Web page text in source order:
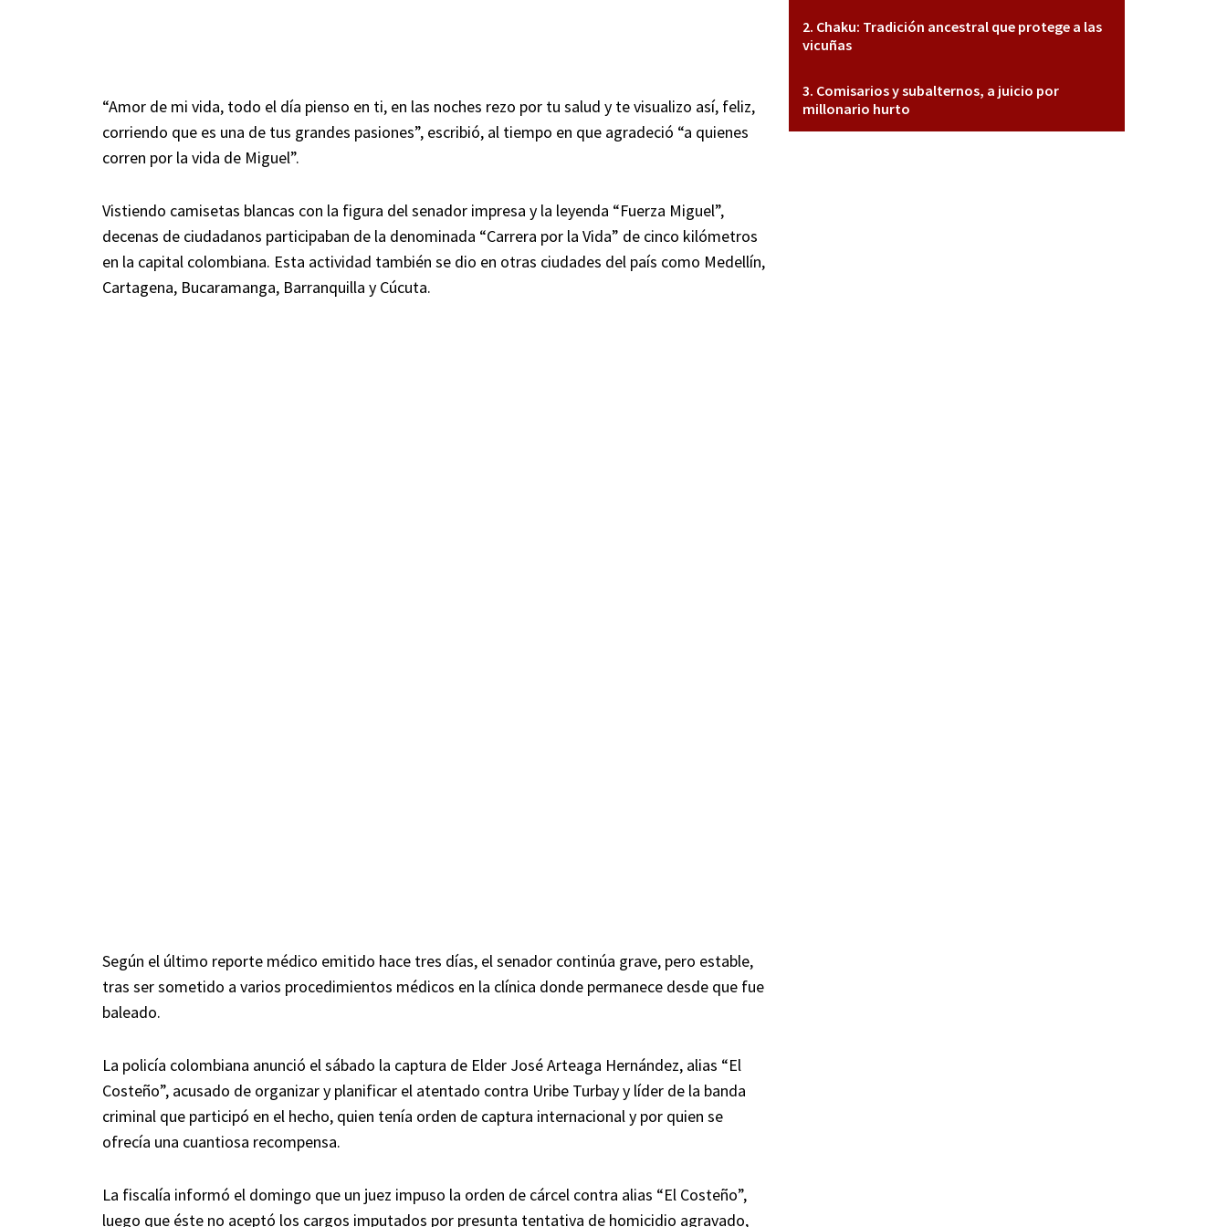
“Amor de mi vida, todo el día pienso en ti, en las noches rezo por tu salud y te visualizo así, feliz,
corriendo que es una de tus grandes pasiones”, escribió, al tiempo en que agradeció “a quienes
corren por la vida de Miguel”.
Vistiendo camisetas blancas con la figura del senador impresa y la leyenda “Fuerza Miguel”,
decenas de ciudadanos participaban de la denominada “Carrera por la Vida” de cinco kilómetros
en la capital colombiana. Esta actividad también se dio en otras ciudades del país como Medellín,
Cartagena, Bucaramanga, Barranquilla y Cúcuta.
Según el último reporte médico emitido hace tres días, el senador continúa grave, pero estable,
tras ser sometido a varios procedimientos médicos en la clínica donde permanece desde que fue
baleado.
La policía colombiana anunció el sábado la captura de Elder José Arteaga Hernández, alias “El
Costeño”, acusado de organizar y planificar el atentado contra Uribe Turbay y líder de la banda
criminal que participó en el hecho, quien tenía orden de captura internacional y por quien se
ofrecía una cuantiosa recompensa.
La fiscalía informó el domingo que un juez impuso la orden de cárcel contra alias “El Costeño”,
luego que éste no aceptó los cargos imputados por presunta tentativa de homicidio agravado,
Chaku: Tradición ancestral que protege a las
vicuñas
Comisarios y subalternos, a juicio por
millonario hurto